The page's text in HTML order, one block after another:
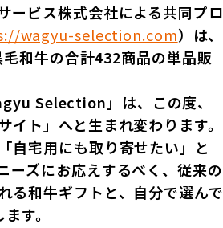
ービス株式会社による共同プロ
wagyu-selection.com）は、
和牛の合計432商品の単品販
Selection」は、この度、
ト」へと生まれ変わります。
自宅用にも取り寄せたい」と
ーズにお応えするべく、従来の
る和牛ギフトと、自分で選んで
す。